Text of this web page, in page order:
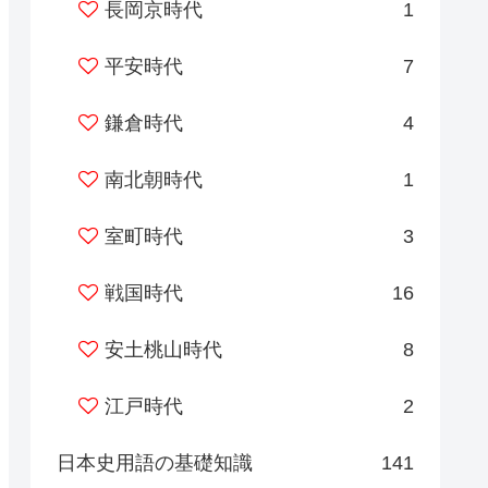
長岡京時代 1
平安時代 7
鎌倉時代 4
南北朝時代 1
室町時代 3
戦国時代 16
安土桃山時代 8
江戸時代 2
日本史用語の基礎知識 141